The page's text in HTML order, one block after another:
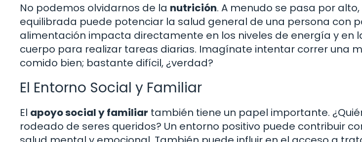
No podemos olvidarnos de la nutrición. A menudo se pasa por
equilibrada puede potenciar la salud general de una persona con
alimentación impacta directamente en los niveles de energía y en
cuerpo para realizar tareas diarias. Imagínate intentar correr una
comido bien; bastante difícil, ¿verdad?
El Entorno Social y Familiar
El apoyo social y familiar también tiene un papel importante.
rodeado de seres queridos? Un entorno positivo puede contribuir